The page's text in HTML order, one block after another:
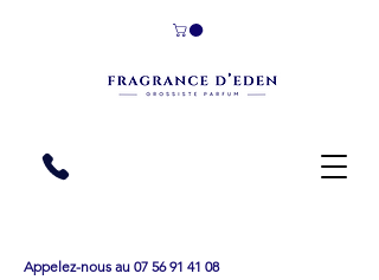
Appelez-nous au 07 56 91 41 08